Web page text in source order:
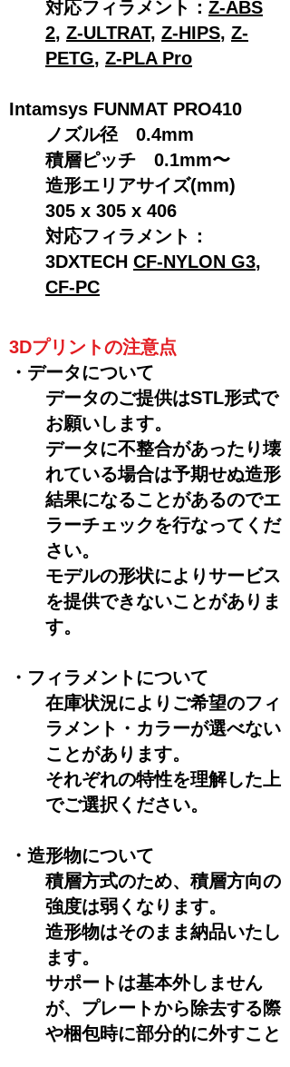
​対応フィラメント： Z-ABS
2, Z-ULTRAT, Z-HIPS, Z-
PETG, Z-PLA Pro
Intamsys FUNMAT PRO410
ノズル径 0.4mm
積層ピッチ 0.1mm〜
​造形エリアサイズ(mm)
305 x 305 x 406
​対応フィラメント：
3DXTECH CF-NYLON G3,
CF-PC
3Dプリントの注意点
・データについて
データのご提供はSTL形式で
お願いします。
データに不整合があったり壊
れている場合は予期せぬ造形
結果になることがあるのでエ
ラーチェックを行なってくだ
さい。
モデルの形状によりサービス
を提供できないことがありま
す。
・フィラメントについて
在庫状況によりご希望のフィ
ラメント・カラーが選べない
ことがあります。
それぞれの特性を理解した上
でご選択ください。
・造形物について
積層方式のため、積層方向の
強度は弱くなります。​
造形物はそのまま納品いたし
ます。
サポートは基本外しません
が、プレートから除去する際
や梱包時に部分的に外すこと